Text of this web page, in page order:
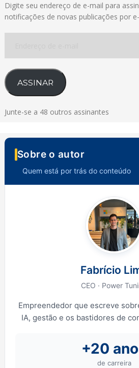
Digite seu endereço de e-mail para
notificações de novas publicações por
e-
mail
ASSINAR
Junte-se a 48 outros assinantes
Sobre o autor
Quem está por trás do conteúdo
Fabrício
CEO · Power
Empreendedor que escreve
IA, gestão e os bastidores de
+20
de carreira